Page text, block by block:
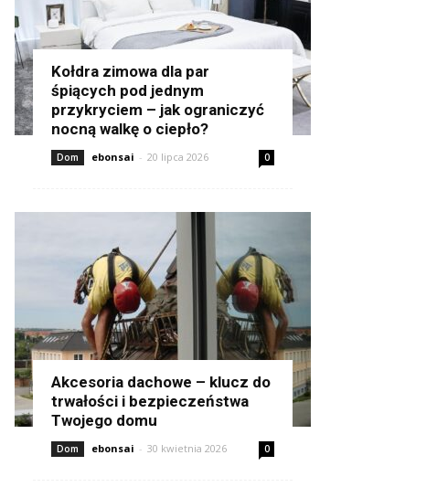
Kołdra zimowa dla par
śpiących pod jednym
przykryciem – jak ograniczyć
nocną walkę o ciepło?
Dom ebonsai - 20 lipca 2026 0
Akcesoria dachowe – klucz do
trwałości i bezpieczeństwa
Twojego domu
Dom ebonsai - 30 kwietnia 2026 0